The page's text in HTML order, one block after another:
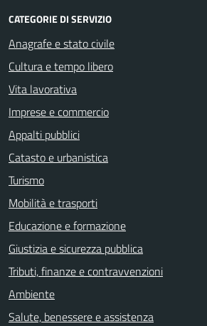
CATEGORIE DI SERVIZIO
Anagrafe e stato civile
Cultura e tempo libero
Vita lavorativa
Imprese e commercio
Appalti pubblici
Catasto e urbanistica
Turismo
Mobilità e trasporti
Educazione e formazione
Giustizia e sicurezza pubblica
Tributi, finanze e contravvenzioni
Ambiente
Salute, benessere e assistenza